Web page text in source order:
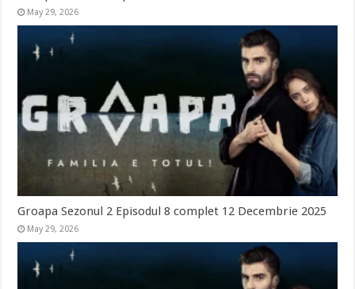
May 29, 2026
Groapa Sezonul 2 Episodul 8 complet 12 Decembrie 2025
May 29, 2026